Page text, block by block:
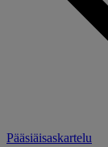
Pääsiäisaskartelu